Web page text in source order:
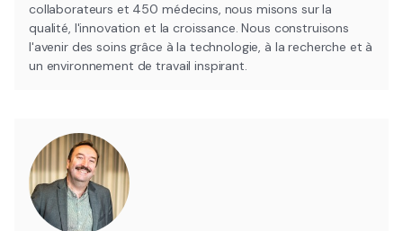
collaborateurs et 450 médecins, nous misons sur la
qualité, l'innovation et la croissance. Nous construisons
l'avenir des soins grâce à la technologie, à la recherche et à
un environnement de travail inspirant.